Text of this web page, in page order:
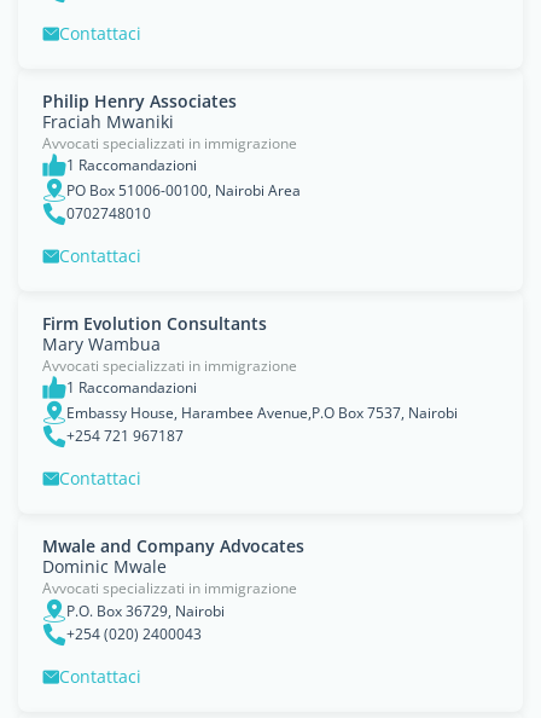
Contattaci
Philip Henry Associates
Fraciah Mwaniki
Avvocati specializzati in immigrazione
1 Raccomandazioni
PO Box 51006-00100, Nairobi Area
0702748010
Contattaci
Firm Evolution Consultants
Mary Wambua
Avvocati specializzati in immigrazione
1 Raccomandazioni
Embassy House, Harambee Avenue,P.O Box 7537, Nairobi
+254 721 967187
Contattaci
Mwale and Company Advocates
Dominic Mwale
Avvocati specializzati in immigrazione
P.O. Box 36729, Nairobi
+254 (020) 2400043
Contattaci